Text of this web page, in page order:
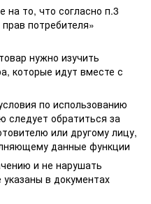
на то, что согласно п.3
потребителя»
нужно изучить
которые идут вместе с
по использованию
следует обратиться за
или другому лицу,
данные функции
и не нарушать
в документах